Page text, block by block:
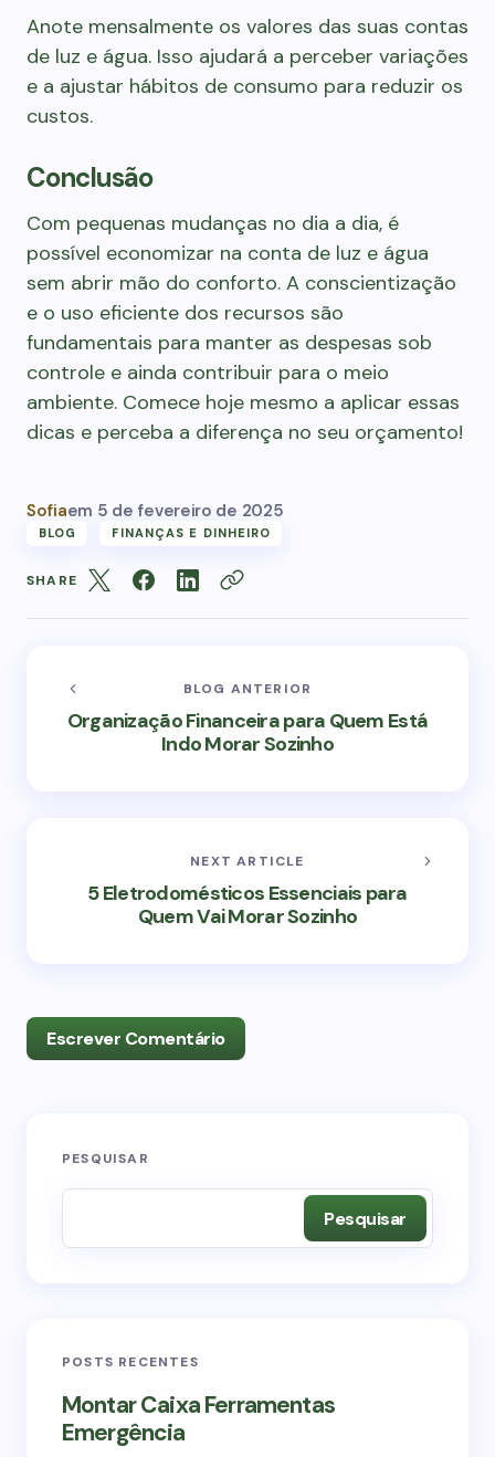
Anote mensalmente os valores das suas contas
de luz e água. Isso ajudará a perceber variações
e a ajustar hábitos de consumo para reduzir os
custos.
Conclusão
Com pequenas mudanças no dia a dia, é
possível economizar na conta de luz e água
sem abrir mão do conforto. A conscientização
e o uso eficiente dos recursos são
fundamentais para manter as despesas sob
controle e ainda contribuir para o meio
ambiente. Comece hoje mesmo a aplicar essas
dicas e perceba a diferença no seu orçamento!
Sofiaem 5 de fevereiro de 2025
BLOG FINANÇAS E DINHEIRO
SHARE
BLOG ANTERIOR
Organização Financeira para Quem Está
Indo Morar Sozinho
NEXT ARTICLE
5 Eletrodomésticos Essenciais para
Quem Vai Morar Sozinho
Escrever Comentário
O seu endereço de e-mail não será publicado.
Your Comment *
PESQUISAR
Pesquisar
POSTS RECENTES
Montar Caixa Ferramentas
Emergência